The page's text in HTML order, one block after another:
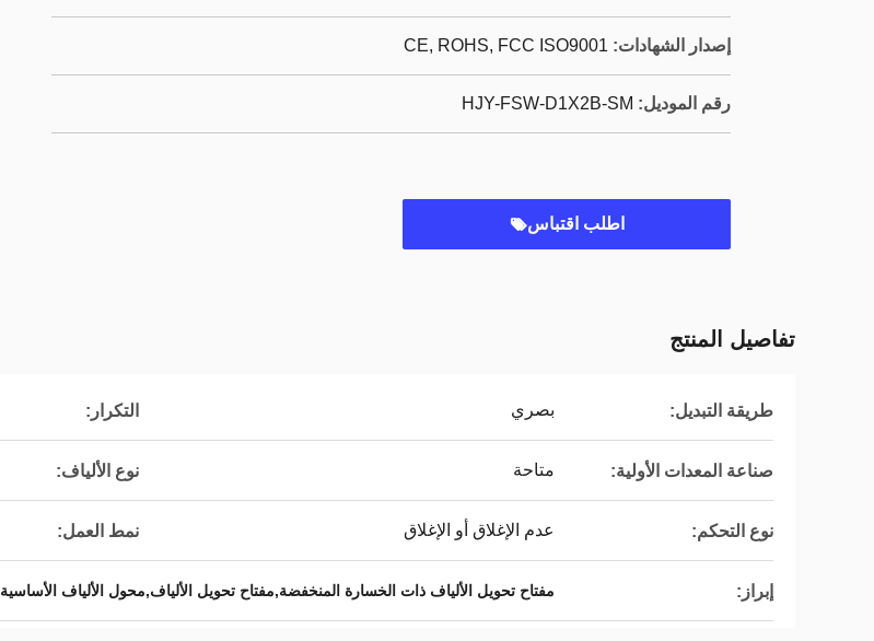
إصدار الشهادات: CE, ROHS, FCC ISO9001
رقم الموديل: HJY-FSW-D1X2B-SM
اطلب اقتباس
تفاصيل المنتج
طريقة التبديل: بصري التكرار:
صناعة المعدات الأولية: متاحة نوع الألياف:
نوع التحكم: عدم الإغلاق أو الإغلاق نمط العمل:
إبراز: مفتاح تحويل الألياف ذات الخسارة المنخفضة,مفتاح تحويل الألياف,محول الألياف الأساسية